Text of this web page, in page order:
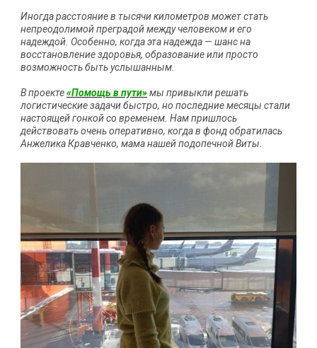
Иногда расстояние в тысячи километров может стать
непреодолимой преградой между человеком и его
надеждой. Особенно, когда эта надежда — шанс на
восстановление здоровья, образование или просто
возможность быть услышанным.
В проекте«Помощь в пути»мы привыкли решать
логистические задачи быстро, но последние месяцы стали
настоящей гонкой со временем. Нам пришлось
действовать очень оперативно, когда в фонд обратилась
Анжелика Кравченко, мама нашей подопечной Виты.